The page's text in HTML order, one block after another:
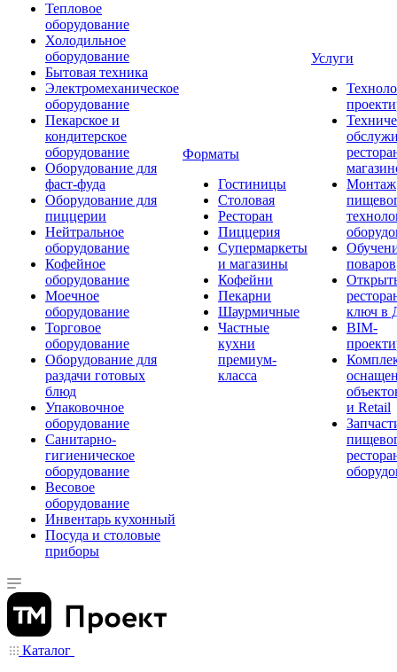
Тепловое
оборудование
Холодильное
оборудование
Бытовая техника
Электромеханическое
оборудование
Пекарское и
кондитерское
оборудование
Оборудование для
фаст-фуда
Оборудование для
пиццерии
Нейтральное
оборудование
Кофейное
оборудование
Моечное
оборудование
Торговое
оборудование
Оборудование для
раздачи готовых
блюд
Упаковочное
оборудование
Санитарно-
гигиеническое
оборудование
Весовое
оборудование
Инвентарь кухонный
Посуда и столовые
приборы
Форматы
Гостиницы
Столовая
Ресторан
Пиццерия
Супермаркеты
и магазины
Кофейни
Пекарни
Шаурмичные
Частные
кухни
премиум-
класса
Услуги
Монтаж
поваров
ключ в
BIM-
и Retail
Каталог